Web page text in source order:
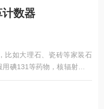
数器
比如大理石、瓷砖等家装石
碘131等药物，核辐射污染